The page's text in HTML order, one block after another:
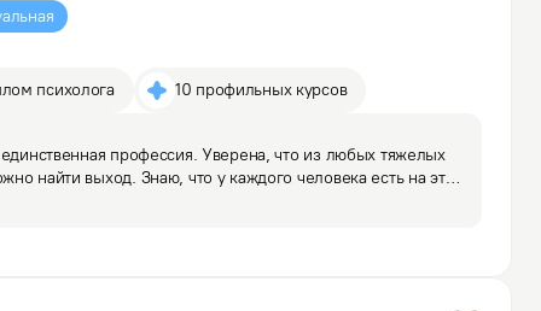
психолога 10 профильных курсов
профессия. Уверена, что из любых тяжелых
найти выход. Знаю, что у каждого человека есть на это
вырасти, начать опираться на себя.Я мягкий и…